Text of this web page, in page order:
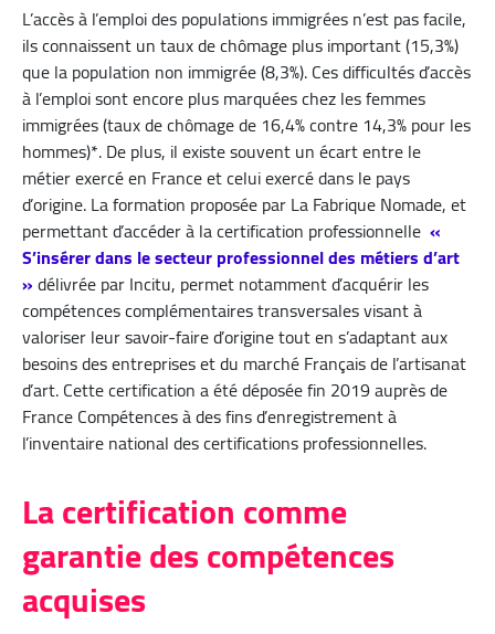
L’accès à l’emploi des populations immigrées n’est pas facile,
ils connaissent un taux de chômage plus important (15,3%)
que la population non immigrée (8,3%). Ces difficultés d’accès
à l’emploi sont encore plus marquées chez les femmes
immigrées (taux de chômage de 16,4% contre 14,3% pour les
hommes)*. De plus, il existe souvent un écart entre le
métier exercé en France et celui exercé dans le pays
d’origine. La formation proposée par La Fabrique Nomade, et
permettant d’accéder à la certification professionnelle «
S’insérer dans le secteur professionnel des métiers d’art
»délivrée par Incitu, permet notamment d’acquérir les
compétences complémentaires transversales visant à
valoriser leur savoir-faire d’origine tout en s’adaptant aux
besoins des entreprises et du marché Français de l’artisanat
d’art. Cette certification a été déposée fin 2019 auprès de
France Compétences à des fins d’enregistrement à
l’inventaire national des certifications professionnelles.
La certification comme
garantie des compétences
acquises